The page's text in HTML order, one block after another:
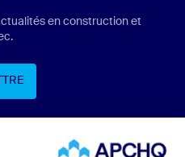
en construction et